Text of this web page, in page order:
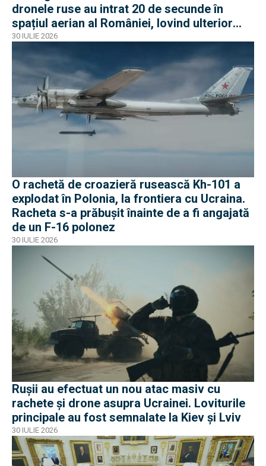
dronele ruse au intrat 20 de secunde în
spațiul aerian al României, lovind ulterior
Ucraina
30 IULIE 2026
O rachetă de croazieră rusească Kh-101 a
explodat în Polonia, la frontiera cu Ucraina.
Racheta s-a prăbușit înainte de a fi angajată
de un F-16 polonez
30 IULIE 2026
Rușii au efectuat un nou atac masiv cu
rachete și drone asupra Ucrainei. Loviturile
principale au fost semnalate la Kiev și Lviv
30 IULIE 2026